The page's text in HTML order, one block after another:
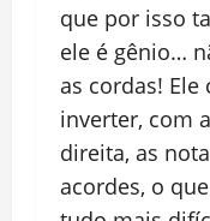
que por isso
ele é gênio…
as cordas! Ele
inverter, com
direita, as
acordes, o